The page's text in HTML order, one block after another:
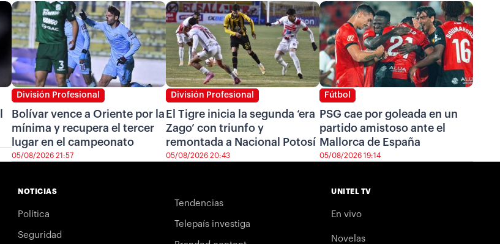
División Profesional
Bolívar vence a Oriente por la
mínima y recupera el tercer
lugar en el campeonato
05/08/2026 21:57
División Profesional
El Tigre inicia la segunda ‘era
Zago’ con triunfo y
remontada a Nacional Potosí
05/08/2026 20:43
Fútbol
PSG cae por goleada en un
partido amistoso ante el
Mallorca de España
05/08/2026 19:14
NOTICIAS
Política
Seguridad
Tendencias
Telepaís investiga
UNITEL TV
En vivo
Novelas